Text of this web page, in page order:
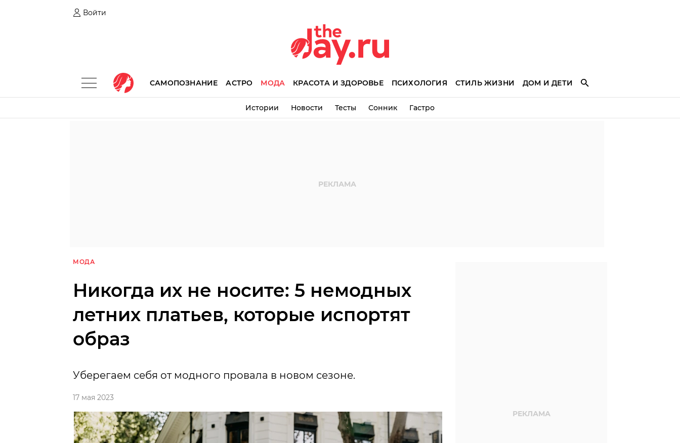
Войти
САМОПОЗНАНИЕ АСТРО МОДА КРАСОТА И ЗДОРОВЬЕ ПСИХОЛОГИЯ СТИЛЬ ЖИЗНИ ДОМ И ДЕТИ
Истории Новости Тесты Сонник Гастро
МОДА
Никогда их не носите: 5 немодных
летних платьев, которые испортят
образ
Уберегаем себя от модного провала в новом сезоне.
17 мая 2023